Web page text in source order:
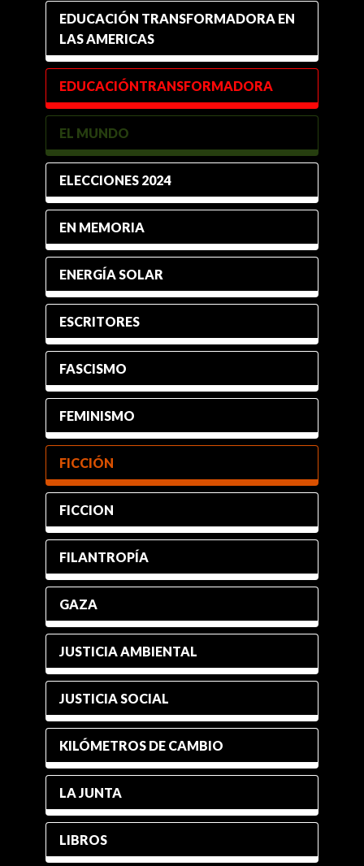
EDUCACIÓN TRANSFORMADORA EN
LAS AMERICAS
EDUCACIÓNTRANSFORMADORA
EL MUNDO
ELECCIONES 2024
EN MEMORIA
ENERGÍA SOLAR
ESCRITORES
FASCISMO
FEMINISMO
FICCIÓN
FICCION
FILANTROPÍA
GAZA
JUSTICIA AMBIENTAL
JUSTICIA SOCIAL
KILÓMETROS DE CAMBIO
LA JUNTA
LIBROS